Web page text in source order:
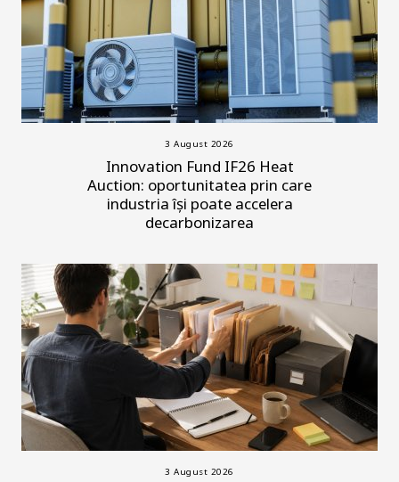
3 August 2026
Innovation Fund IF26 Heat
Auction: oportunitatea prin care
industria își poate accelera
decarbonizarea
3 August 2026